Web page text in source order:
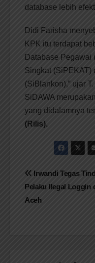
database lebih
Didi Farisha
KPK itu terdapat
Database Pegawai
Singkat (SiPEKAT)
(SiBlankon),” ujar
SiDAWA
yang didalamnya
(Rilis).
Navigasi
pos
Irwandi Tegas
Pelaku Ilegal Loggin
Aceh